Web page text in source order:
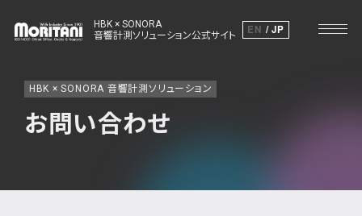
HBK × SONORA
音響計測ソリューション公式サイト
EN JP
HBK × SONORA 音響計測ソリューション
お問い合わせ